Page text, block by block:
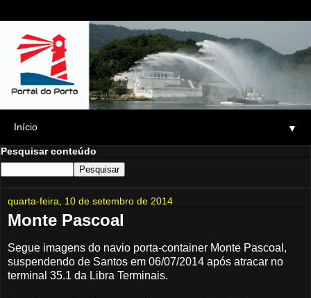
▼
Pesquisar conteúdo
quarta-feira, 10 de setembro de 2014
Monte Pascoal
Segue imagens do navio porta-container Monte Pascoal,
suspendendo de Santos em 06/07/2014 após atracar no
terminal 35.1 da Libra Terminais.